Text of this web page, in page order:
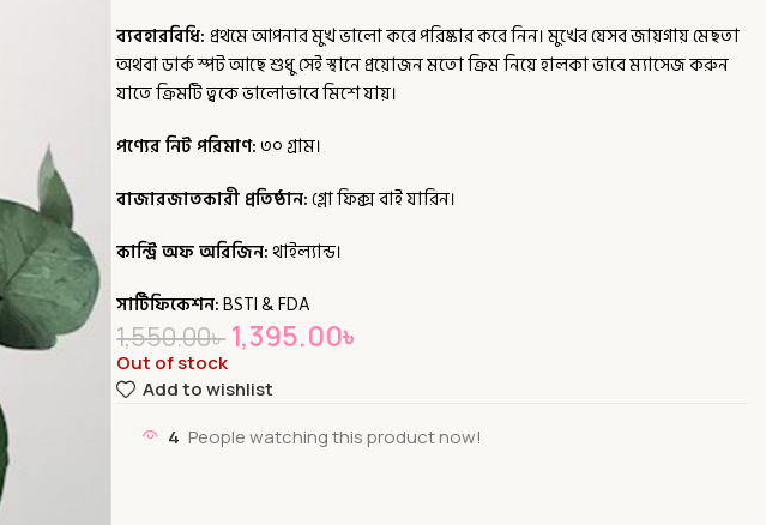
ব্যবহারবিধি:প্রথমে আপনার মুখ ভালো করে পরিষ্কার করে নিন। মুখের যেসব জায়গায় মেছতা
অথবা ডার্ক স্পট আছে শুধু সেই স্থানে প্রয়োজন মতো ক্রিম নিয়ে হালকা ভাবে ম্যাসেজ করুন
যাতে ক্রিমটি ত্বকে ভালোভাবে মিশে যায়।
পণ্যের নিট পরিমাণ:৩০ গ্রাম।
বাজারজাতকারী প্রতিষ্ঠান:গ্লো ফিক্স বাই যারিন।
কান্ট্রি অফ অরিজিন:থাইল্যান্ড।
সার্টিফিকেশন:BSTI & FDA
1,550.00৳ 1,395.00৳
Out of stock
Add to wishlist
4 People watching this product now!